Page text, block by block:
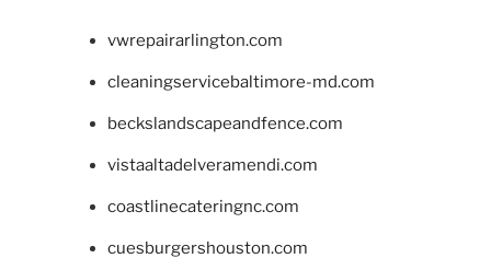
vwrepairarlington.com
cleaningservicebaltimore-md.com
beckslandscapeandfence.com
vistaaltadelveramendi.com
coastlinecateringnc.com
cuesburgershouston.com